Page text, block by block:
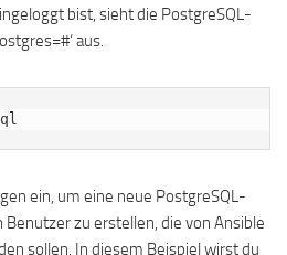
bist, sieht die PostgreSQL-
aus.
ein, um eine neue PostgreSQL-
zu erstellen, die von Ansible
sollen. In diesem Beispiel wirst du